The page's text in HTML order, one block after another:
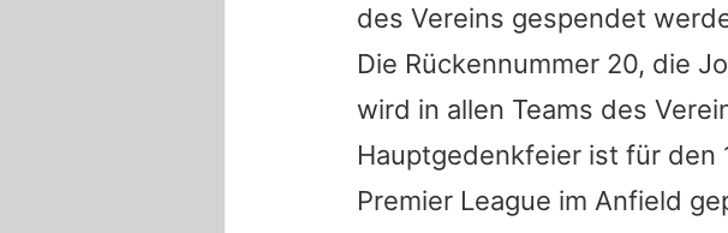
des Vereins gespendet
Die Rückennummer 20, die
wird in allen Teams des
Hauptgedenkfeier ist für den
Premier League im Anfield